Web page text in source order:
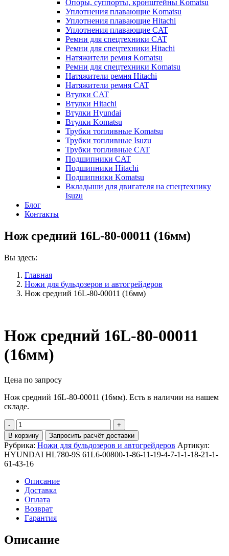
Опоры, суппорты, кронштейны Komatsu
Уплотнения плавающие Komatsu
Уплотнения плавающие Hitachi
Уплотнения плавающие CAT
Ремни для спецтехники CAT
Ремни для спецтехники Hitachi
Натяжители ремня Komatsu
Ремни для спецтехники Komatsu
Натяжители ремня Hitachi
Натяжители ремня CAT
Втулки CAT
Втулки Hitachi
Втулки Hyundai
Втулки Komatsu
Трубки топливные Komatsu
Трубки топливные Isuzu
Трубки топливные CAT
Подшипники CAT
Подшипники Hitachi
Подшипники Komatsu
Вкладыши для двигателя на спецтехнику
Isuzu
Блог
Контакты
Нож средний 16L-80-00011 (16мм)
Вы здесь:
Главная
Ножи для бульдозеров и автогрейдеров
Нож средний 16L-80-00011 (16мм)
Нож средний 16L-80-00011
(16мм)
Цена по запросу
Нож средний 16L-80-00011 (16мм). Есть в наличии на нашем
складе.
Количество
Нож
средний
16L-
80-
00011
(16мм)
В корзину Запросить расчёт доставки
Рубрика: Ножи для бульдозеров и автогрейдеров Артикул:
HYUNDAI HL780-9S 61L6-00800-1-86-11-19-4-7-1-1-18-21-1-
61-43-16
Описание
Доставка
Оплата
Возврат
Гарантия
Описание